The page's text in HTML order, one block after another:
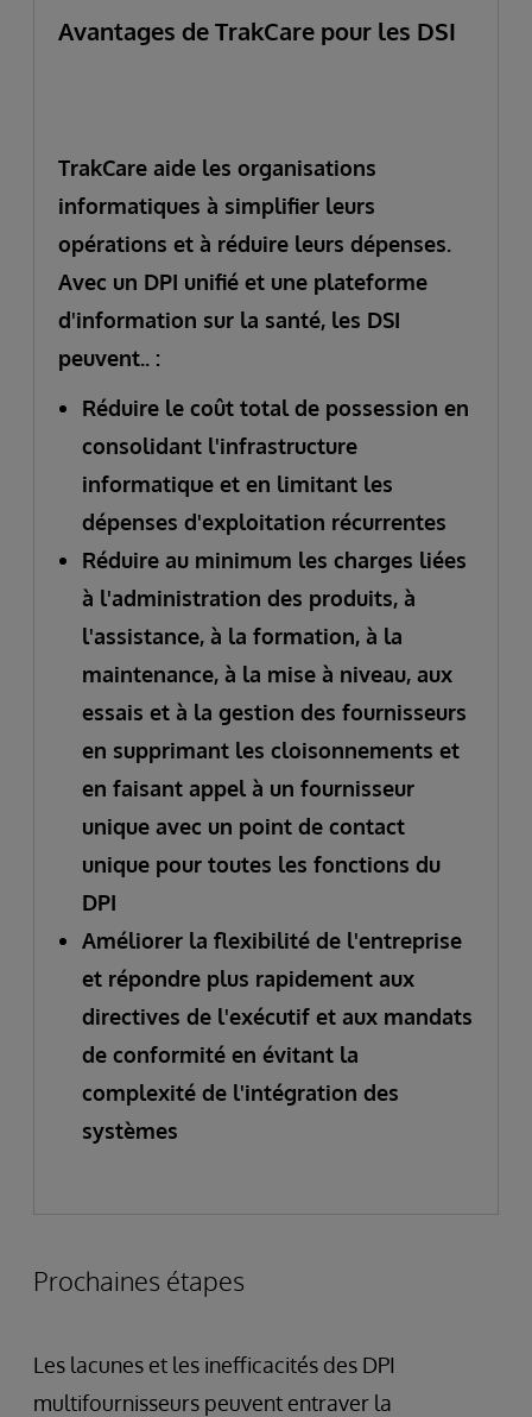
Avantages de TrakCare pour les DSI
TrakCare aide les organisations
informatiques à simplifier leurs
opérations et à réduire leurs dépenses.
Avec un DPI unifié et une plateforme
d'information sur la santé, les DSI
peuvent.. :
Réduire le coût total de possession en
consolidant l'infrastructure
informatique et en limitant les
dépenses d'exploitation récurrentes
Réduire au minimum les charges liées
à l'administration des produits, à
l'assistance, à la formation, à la
maintenance, à la mise à niveau, aux
essais et à la gestion des fournisseurs
en supprimant les cloisonnements et
en faisant appel à un fournisseur
unique avec un point de contact
unique pour toutes les fonctions du
DPI
Améliorer la flexibilité de l'entreprise
et répondre plus rapidement aux
directives de l'exécutif et aux mandats
de conformité en évitant la
complexité de l'intégration des
systèmes
Prochaines étapes
Les lacunes et les inefficacités des DPI
multifournisseurs peuvent entraver la